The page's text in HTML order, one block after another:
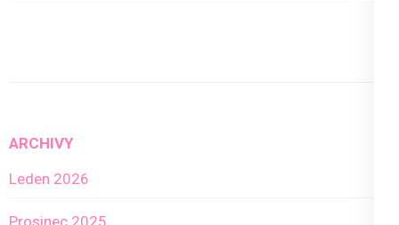
ARCHIVY
Leden 2026
Prosinec 2025